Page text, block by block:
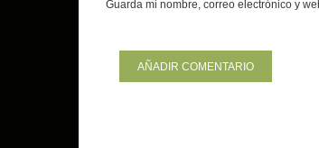
Guarda mi nombre, correo electrónico y